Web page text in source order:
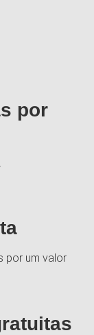
por
por um valor